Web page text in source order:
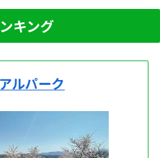
キング
ルパーク